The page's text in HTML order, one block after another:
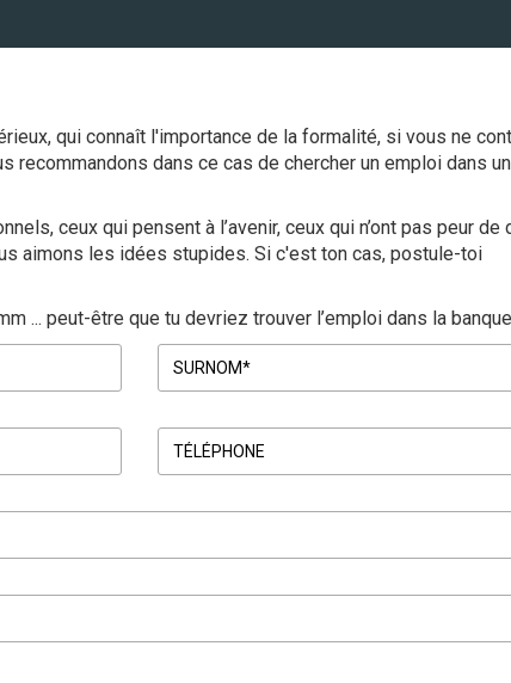
qui connaît l'importance de la formalité, si vous ne
recommandons dans ce cas de chercher un emploi dans
ceux qui pensent à l’avenir, ceux qui n’ont pas peur de
aimons les idées stupides. Si c'est ton cas, postule-toi
... peut-être que tu devriez trouver l’emploi dans la